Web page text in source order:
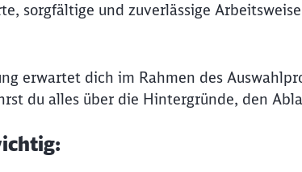
sorgfältige und zuverlässige
erwartet dich im Rahmen des
du alles über die Hintergründe, den